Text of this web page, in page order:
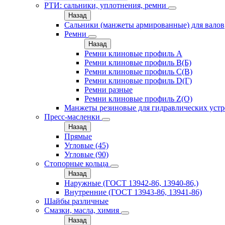
РТИ: сальники, уплотнения, ремни
Назад
Сальники (манжеты армированные) для валов
Ремни
Назад
Ремни клиновые профиль A
Ремни клиновые профиль B(Б)
Ремни клиновые профиль C(В)
Ремни клиновые профиль D(Г)
Ремни разные
Ремни клиновые профиль Z(О)
Манжеты резиновые для гидравлических
Пресс-масленки
Назад
Прямые
Угловые (45)
Угловые (90)
Стопорные кольца
Назад
Наружные (ГОСТ 13942-86, 13940-86,)
Внутренние (ГОСТ 13943-86, 13941-86)
Шайбы различные
Смазки, масла, химия
Назад